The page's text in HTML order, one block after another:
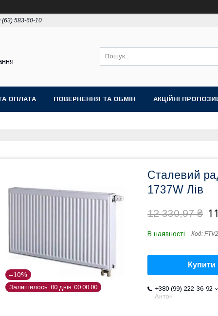
(63) 583-60-10
ОПЛАТА ПОВЕРНЕННЯ ТА ОБМІН АКЦІЙНІ
–10%
Залишилось 00 днів 00 00 00
Сталевий
1737W Лів
12 330,97 ₴
В наявності Код:
Купити
+380 (99) 222-36-92
Антон